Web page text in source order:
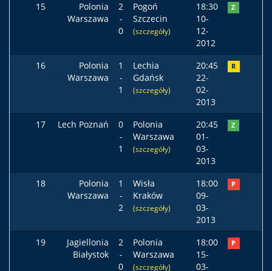
15
Polonia
Warszawa
2
-
0
Pogoń
Szczecin
(szczegóły)
18:30
10-
12-
2012
Z
16
Polonia
Warszawa
1
-
1
Lechia
Gdańsk
(szczegóły)
20:45
22-
02-
2013
R
17 Lech Poznań
0
-
1
Polonia
Warszawa
(szczegóły)
20:45
01-
03-
2013
Z
18
Polonia
Warszawa
1
-
2
Wisła
Kraków
(szczegóły)
18:00
09-
03-
2013
P
19
Jagiellonia
Białystok
2
-
0
Polonia
Warszawa
(szczegóły)
18:00
15-
03-
P